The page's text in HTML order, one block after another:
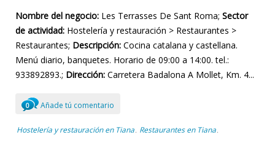
Nombre del negocio: Les Terrasses De Sant Roma; Sector
de actividad: Hostelería y restauración > Restaurantes >
Restaurantes; Descripción: Cocina catalana y castellana.
Menú diario, banquetes. Horario de 09:00 a 14:00. tel.:
933892893.; Dirección: Carretera Badalona A Mollet, Km. 4...
0 Añade tú comentario
Hostelería y restauración en Tiana , Restaurantes en Tiana ,